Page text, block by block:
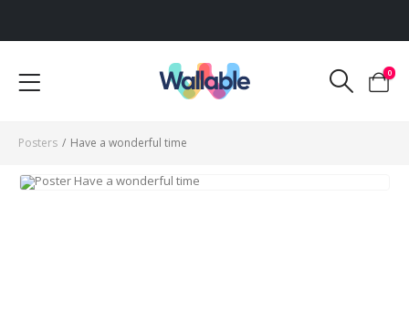
Voor 12:00 uur besteld, dezelfde werkdag verzonden
0
Posters / Have a wonderful time